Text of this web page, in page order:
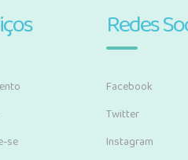
se
Redes
Facebook
Twitter
Instagram